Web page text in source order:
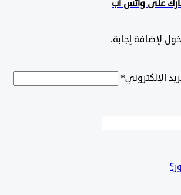
واتس آب
إجابة.
*